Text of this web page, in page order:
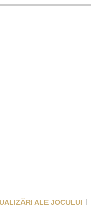
ALE JOCULUI